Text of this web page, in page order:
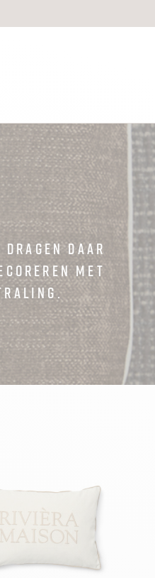
daar
met